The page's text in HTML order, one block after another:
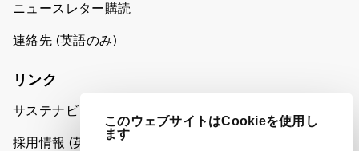
このウェブサイトはCookieを使用し
ます
ニュースレター購読
連絡先 (英語のみ)
リンク
サステナビリティへの取り組み
採用情報 (英語のみ)